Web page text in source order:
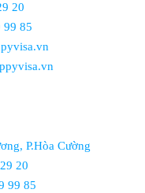
20
99 85
P.Hòa Cường
20
99 85